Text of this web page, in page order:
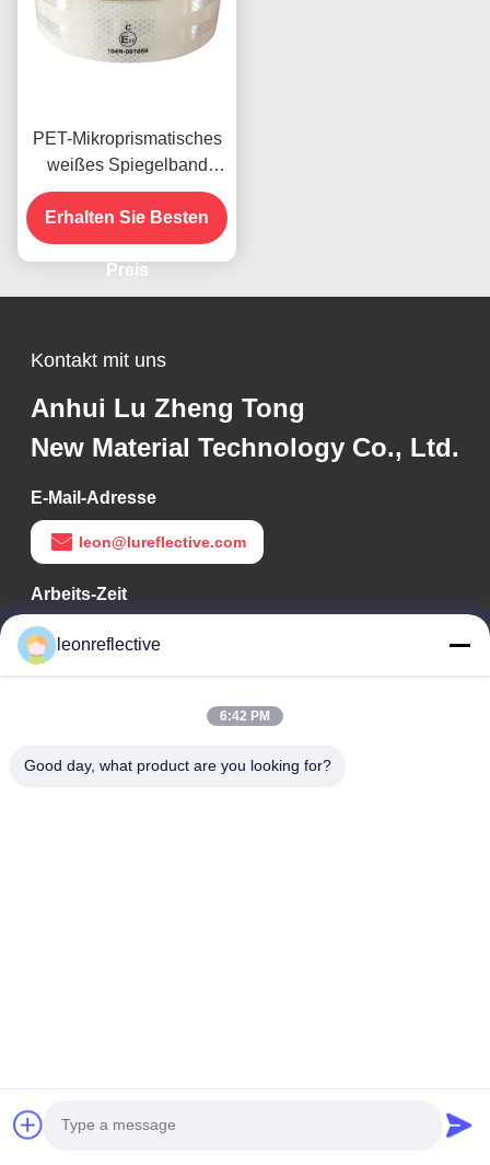
PET-Mikroprismatisches
weißes Spiegelband
Reflexionsband für
Fahrzeuge ECE-
zertifiziert
Erhalten Sie Besten
Preis
Kontakt mit uns
Anhui Lu Zheng Tong
New Material Technology Co., Ltd.
E-Mail-Adresse
leon@lureflective.com
Arbeits-Zeit
9:00-18:00
Unsere Adresse
Adresse des Unternehmens
Technologiepark Huayi, Hightech-Zone, Hefei, Anhui, China
Datenschutzrichtlinie
leonreflective
6:42 PM
Good day, what product are you looking for?